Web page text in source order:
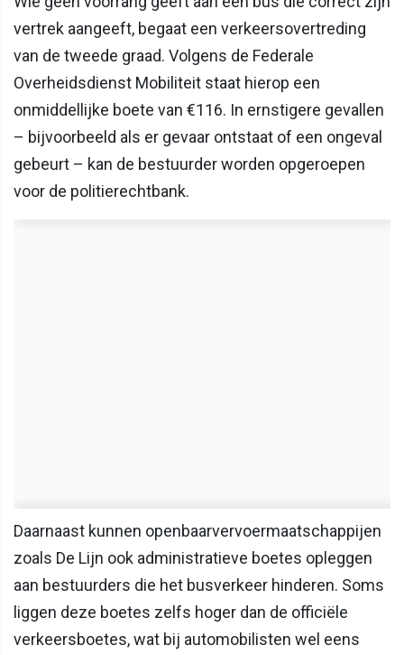
vertrek aangeeft, begaat een verkeersovertreding
van de tweede graad. Volgens de Federale
Overheidsdienst Mobiliteit staat hierop een
onmiddellijke boete van €116. In ernstigere gevallen
– bijvoorbeeld als er gevaar ontstaat of een ongeval
gebeurt – kan de bestuurder worden opgeroepen
voor de politierechtbank.
Daarnaast kunnen openbaarvervoermaatschappijen
zoals De Lijn ook administratieve boetes opleggen
aan bestuurders die het busverkeer hinderen. Soms
liggen deze boetes zelfs hoger dan de officiële
verkeersboetes, wat bij automobilisten wel eens